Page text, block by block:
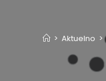
> Aktuelno >